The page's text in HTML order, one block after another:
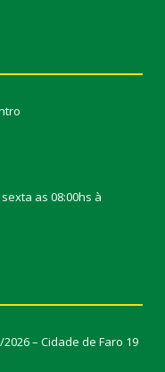
as 08:00hs à
2026 – Cidade de Faro 19